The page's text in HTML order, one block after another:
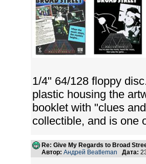
1/4" 64/128 floppy
plastic housing the
booklet with "clues
collectible, and is one
Re: Give My Regards to Broad
Автор: Андрей Beatleman Дата: